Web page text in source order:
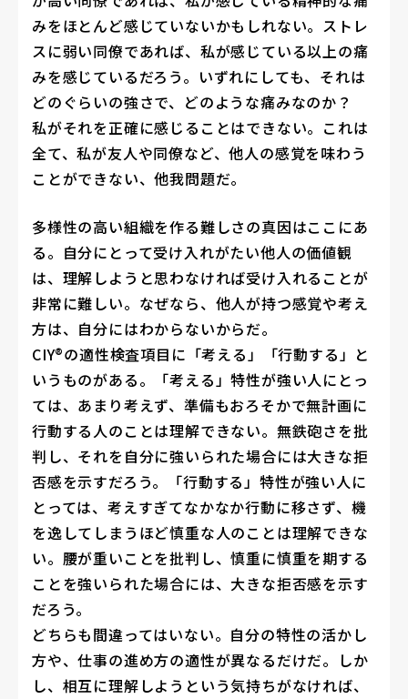
みをほとんど感じていないかもしれない。ストレ
スに弱い同僚であれば、私が感じている以上の痛
みを感じているだろう。いずれにしても、それは
どのぐらいの強さで、どのような痛みなのか？
私がそれを正確に感じることはできない。これは
全て、私が友人や同僚など、他人の感覚を味わう
ことができない、他我問題だ。
多様性の高い組織を作る難しさの真因はここにあ
る。自分にとって受け入れがたい他人の価値観
は、理解しようと思わなければ受け入れることが
非常に難しい。なぜなら、他人が持つ感覚や考え
方は、自分にはわからないからだ。
CIY®の適性検査項目に「考える」「行動する」と
いうものがある。「考える」特性が強い人にとっ
ては、あまり考えず、準備もおろそかで無計画に
行動する人のことは理解できない。無鉄砲さを批
判し、それを自分に強いられた場合には大きな拒
否感を示すだろう。「行動する」特性が強い人に
とっては、考えすぎてなかなか行動に移さず、機
を逸してしまうほど慎重な人のことは理解できな
い。腰が重いことを批判し、慎重に慎重を期する
ことを強いられた場合には、大きな拒否感を示す
だろう。
どちらも間違ってはいない。自分の特性の活かし
方や、仕事の進め方の適性が異なるだけだ。しか
し、相互に理解しようという気持ちがなければ、